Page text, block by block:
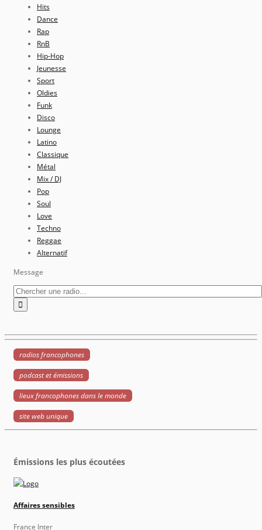
Hits
Dance
Rap
RnB
Hip-Hop
Jeunesse
Sport
Oldies
Funk
Disco
Lounge
Latino
Classique
Métal
Mix / DJ
Pop
Soul
Love
Techno
Reggae
Alternatif
Message
radios francophones
podcast et émissions
lieux francophones dans le monde
site web unique
Émissions les plus écoutées
Affaires sensibles
France Inter